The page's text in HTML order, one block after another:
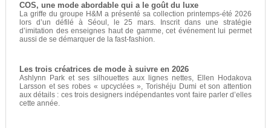
COS, une mode abordable qui a le goût du luxe
La griffe du groupe H&M a présenté sa collection printemps-été 2026
lors d’un défilé à Séoul, le 25 mars. Inscrit dans une stratégie
d’imitation des enseignes haut de gamme, cet événement lui permet
aussi de se démarquer de la fast-fashion.
Les trois créatrices de mode à suivre en 2026
Ashlynn Park et ses silhouettes aux lignes nettes, Ellen Hodakova
Larsson et ses robes « upcyclées », Torishéju Dumi et son attention
aux détails : ces trois designers indépendantes vont faire parler d’elles
cette année.